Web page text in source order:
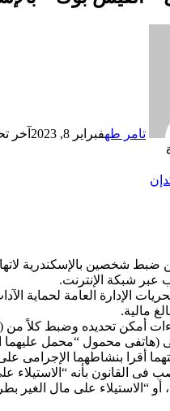
تامر طهفبراير 8, 2023
آخر
ضبط شخصين بالإسكندرية
عبر شبكة الإنترنت.
الإدارة العامة لحماية
مالية.
أمكن تحديده وضبط كلاً من
(هاتفى محمول “محمل عليهما
أقرا بنشاطهما الإجرامى
فى القانون بأنه “الاستيلاء
“الاستيلاء على مال الغير